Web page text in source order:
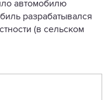
автомобилю
разрабатывался
(в сельском